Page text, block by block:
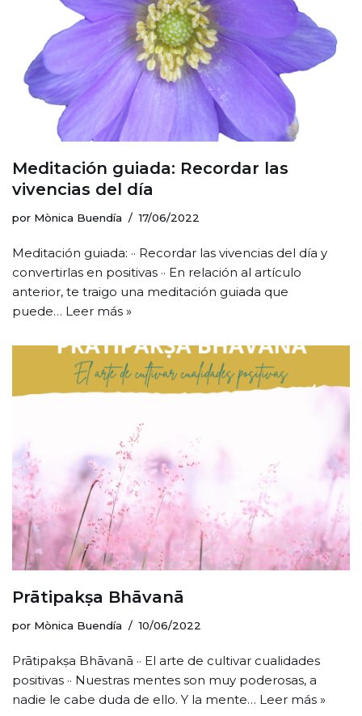
Meditación guiada: Recordar las
vivencias del día
por Mònica Buendía 17/06/2022
Meditación guiada: ·· Recordar las vivencias del día y
convertirlas en positivas ·· En relación al artículo
anterior, te traigo una meditación guiada que
puede… Leer más »
Prātipakṣa Bhāvanā
por Mònica Buendía 10/06/2022
Prātipakṣa Bhāvanā ·· El arte de cultivar cualidades
positivas ·· Nuestras mentes son muy poderosas, a
nadie le cabe duda de ello. Y la mente… Leer más »